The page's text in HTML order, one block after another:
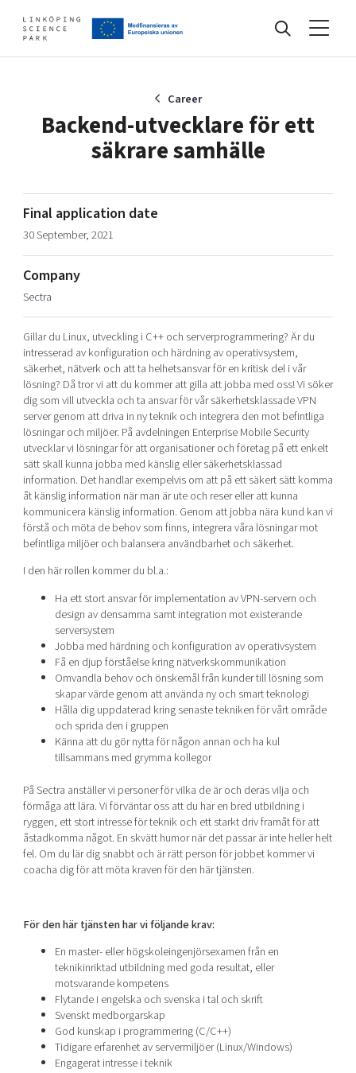
Find your network
Artificial intelligence
Cybersecurity
Internet of Things
Manufacturing industries
Global talent
Visual technologies
Shaping cities and regions
Bright East
East Sweden Tech Women
Reversed mentorship
Current offers and activities
Develop your company
Upgrade your skills & master new ones
Tech startups
Upscaling
Talent & skills
Startup & industry collaboration
Offers to boost your business
Funding opportunities
About
Our story, mission & vision
Our community of companies
Projects
Publications
Project toolbox
Our clusters
Reach out to us
Locations
40 years anniversary
Today's lunch in Mjärdevi
Career
Backend-utvecklare för ett
säkrare samhälle
Final application date
30 September, 2021
Company
Sectra
Gillar du Linux, utveckling i C++ och serverprogrammering? Är du
intresserad av konfiguration och härdning av operativsystem,
säkerhet, nätverk och att ta helhetsansvar för en kritisk del i vår
lösning? Då tror vi att du kommer att gilla att jobba med oss! Vi söker
dig som vill utveckla och ta ansvar för vår säkerhetsklassade VPN
server genom att driva in ny teknik och integrera den mot befintliga
lösningar och miljöer. På avdelningen Enterprise Mobile Security
utvecklar vi lösningar för att organisationer och företag på ett enkelt
sätt skall kunna jobba med känslig eller säkerhetsklassad
information. Det handlar exempelvis om att på ett säkert sätt komma
åt känslig information när man är ute och reser eller att kunna
kommunicera känslig information. Genom att jobba nära kund kan vi
förstå och möta de behov som finns, integrera våra lösningar mot
befintliga miljöer och balansera användbarhet och säkerhet.
I den här rollen kommer du bl.a.:
Ha ett stort ansvar för implementation av VPN-servern och
design av densamma samt integration mot existerande
serversystem
Jobba med härdning och konfiguration av operativsystem
Få en djup förståelse kring nätverkskommunikation
Omvandla behov och önskemål från kunder till lösning som
skapar värde genom att använda ny och smart teknologi
Hålla dig uppdaterad kring senaste tekniken för vårt område
och sprida den i gruppen
Känna att du gör nytta för någon annan och ha kul
tillsammans med grymma kollegor
På Sectra anställer vi personer för vilka de är och deras vilja och
förmåga att lära. Vi förväntar oss att du har en bred utbildning i
ryggen, ett stort intresse för teknik och ett starkt driv framåt för att
åstadkomma något. En skvätt humor när det passar är inte heller helt
fel. Om du lär dig snabbt och är rätt person för jobbet kommer vi
coacha dig för att möta kraven för den här tjänsten.
För den här tjänsten har vi följande krav:
En master- eller högskoleingenjörsexamen från en
teknikinriktad utbildning med goda resultat, eller
motsvarande kompetens
Flytande i engelska och svenska i tal och skrift
Svenskt medborgarskap
God kunskap i programmering (C/C++)
Tidigare erfarenhet av servermiljöer (Linux/Windows)
Engagerat intresse i teknik